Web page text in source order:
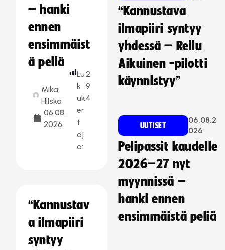
– hanki
ennen
ensimmäist
ä peliä
Mika
Hilska
06.08.
2026
Lu
k
uk
er
t
oj
a:
2
9
4
“Kannustav
a ilmapiiri
syntyy
“Kannustava
ilmapiiri syntyy
yhdessä – Reilu
Aikuinen -pilotti
käynnistyy”
UUTISET
06.08.2
026
Pelipassit kaudelle
2026–27 nyt
myynnissä –
hanki ennen
ensimmäistä peliä